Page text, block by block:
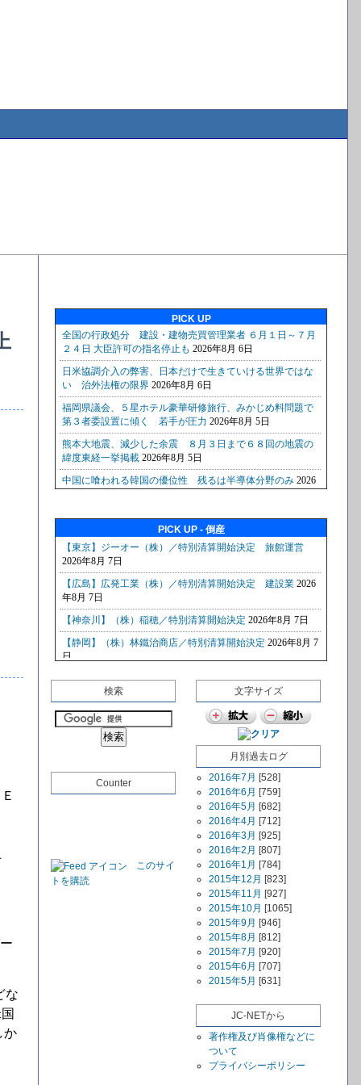
な
か
PICK UP
PICK UP - 倒産
検索
Counter
このサイ
トを購読
文字サイズ
月別過去ログ
2016年7月 [528]
2016年6月 [759]
2016年5月 [682]
2016年4月 [712]
2016年3月 [925]
2016年2月 [807]
2016年1月 [784]
2015年12月 [823]
2015年11月 [927]
2015年10月 [1065]
2015年9月 [946]
2015年8月 [812]
2015年7月 [920]
2015年6月 [707]
2015年5月 [631]
JC-NETから
著作権及び肖像権などに
ついて
プライバシーポリシー